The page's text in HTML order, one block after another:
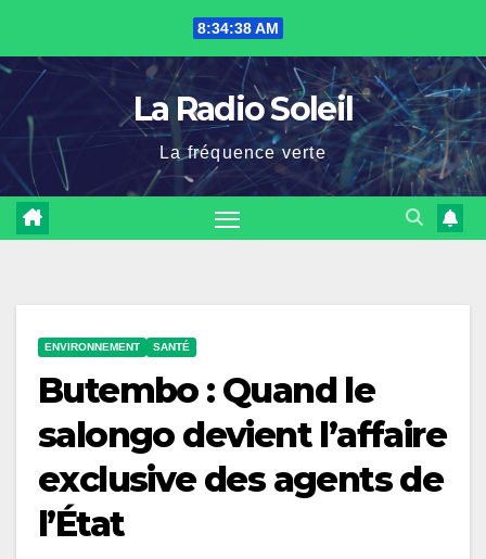
content
8:34:39 AM
La Radio Soleil
La fréquence verte
ENVIRONNEMENT SANTÉ
Butembo : Quand le
salongo devient l’affaire
exclusive des agents de
l’État